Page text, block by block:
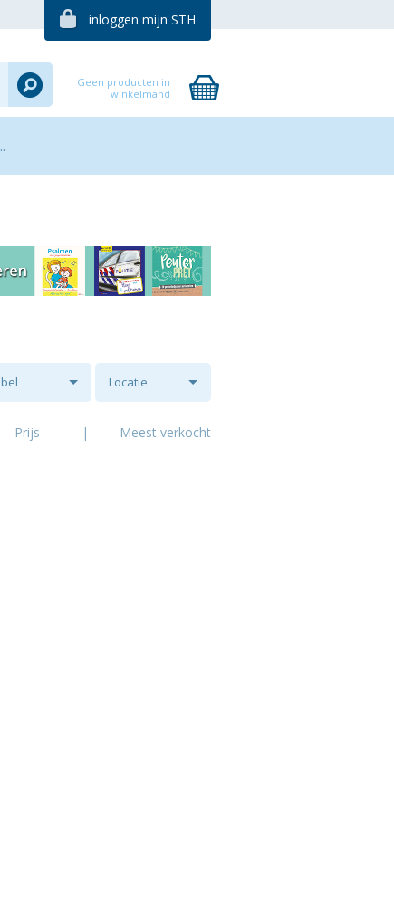
inloggen mijn STH
Geen producten in
winkelmand
Locatie
Prijs | Meest verkocht